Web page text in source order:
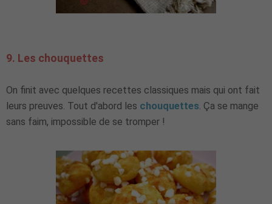
9. Les chouquettes
On finit avec quelques recettes classiques mais qui ont fait
leurs preuves. Tout d'abord les chouquettes . Ça se mange
sans faim, impossible de se tromper !